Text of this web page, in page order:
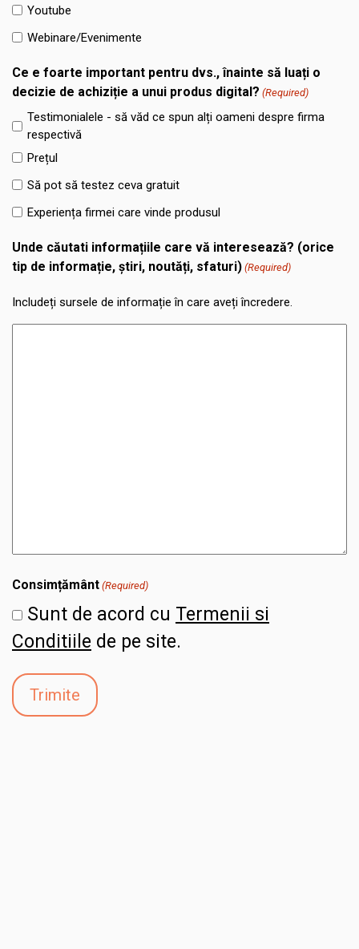
Youtube
Webinare/Evenimente
Ce e foarte important pentru dvs., înainte să luați o
decizie de achiziție a unui produs digital? (Required)
Testimonialele - să văd ce spun alți oameni despre firma
respectivă
Prețul
Să pot să testez ceva gratuit
Experiența firmei care vinde produsul
Unde căutati informațiile care vă interesează? (orice
tip de informație, știri, noutăți, sfaturi) (Required)
Includeți sursele de informație în care aveți încredere.
Consimțământ (Required)
Sunt de acord cu Termenii si
Conditiile de pe site.